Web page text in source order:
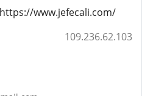
www.jefecali.com/
109.236.62.103